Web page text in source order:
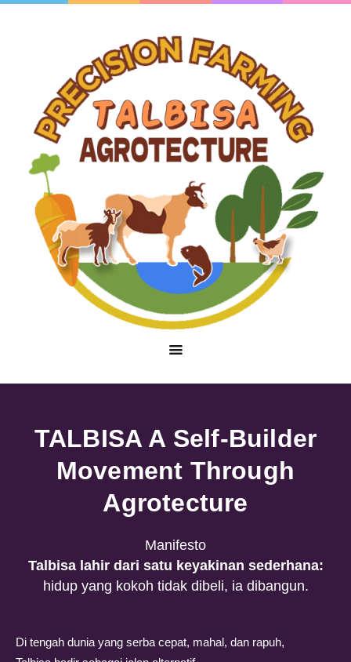
TALBISA A Self-Builder
Movement Through
Agrotecture
Manifesto
Talbisa lahir dari satu keyakinan sederhana:
hidup yang kokoh tidak dibeli, ia dibangun.
Di tengah dunia yang serba cepat, mahal, dan rapuh,